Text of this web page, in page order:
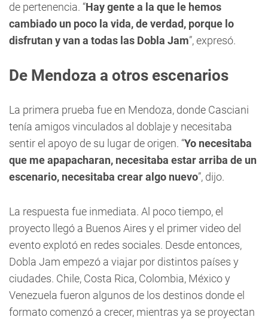
de pertenencia. “Hay gente a la que le hemos
cambiado un poco la vida, de verdad, porque lo
disfrutan y van a todas las Dobla Jam”, expresó.
De Mendoza a otros escenarios
La primera prueba fue en Mendoza, donde Casciani
tenía amigos vinculados al doblaje y necesitaba
sentir el apoyo de su lugar de origen. “Yo necesitaba
que me apapacharan, necesitaba estar arriba de un
escenario, necesitaba crear algo nuevo”, dijo.
La respuesta fue inmediata. Al poco tiempo, el
proyecto llegó a Buenos Aires y el primer video del
evento explotó en redes sociales. Desde entonces,
Dobla Jam empezó a viajar por distintos países y
ciudades. Chile, Costa Rica, Colombia, México y
Venezuela fueron algunos de los destinos donde el
formato comenzó a crecer, mientras ya se proyectan